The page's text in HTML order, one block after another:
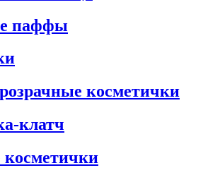
паффы
косметички
клатч